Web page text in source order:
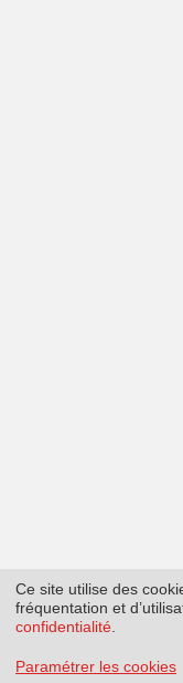
Ce site utilise des
fréquentation et
confidentialité
Paramétrer les cookies